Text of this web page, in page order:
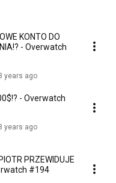
KONTO DO
- Overwatch
years ago
- Overwatch
years ago
PRZEWIDUJE
#194